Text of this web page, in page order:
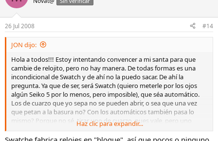
26 Jul 2008 #14
JON dijo:
Hola a todos!!! Estoy intentando convencer a mi santa para que
cambie de relojito, pero no hay manera. De todas formas es una
incondicional de Swatch y de ahí no la puedo sacar. De ahí la
pregunta. Ya que de ser, será Swatch (quiero meterle por los ojos
algún Seiko 5 por lo menos, pero imposible), que séa automático.
Los de cuarzo que yo sepa no se pueden abrir, o sea que una vez
que petan a la basura no? Con los automáticos también pasa lo
mismo? Porque no sé, tirar uno de cuarzo, pues vale, pero uno
automático pues como que ya me jode más ,aunque séa sencillito y
todo eso. Y para lubricarlos y eso me preguntaba yo... Si alguien me
Haz clic para expandir...